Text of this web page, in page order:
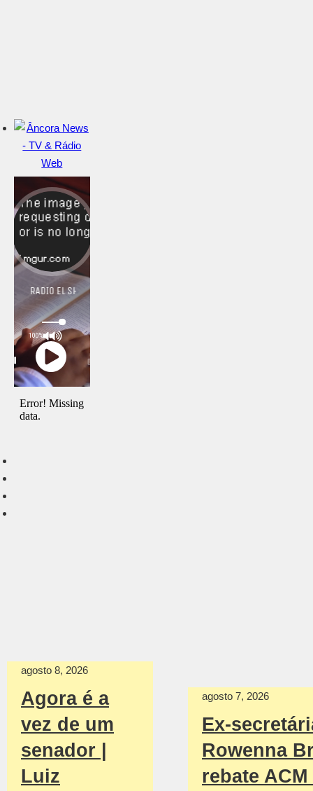
agosto 8, 2026
Agora é a
vez de um
senador |
Luiz
agosto 7, 2026
Ex-
Rowenna
rebate ACM